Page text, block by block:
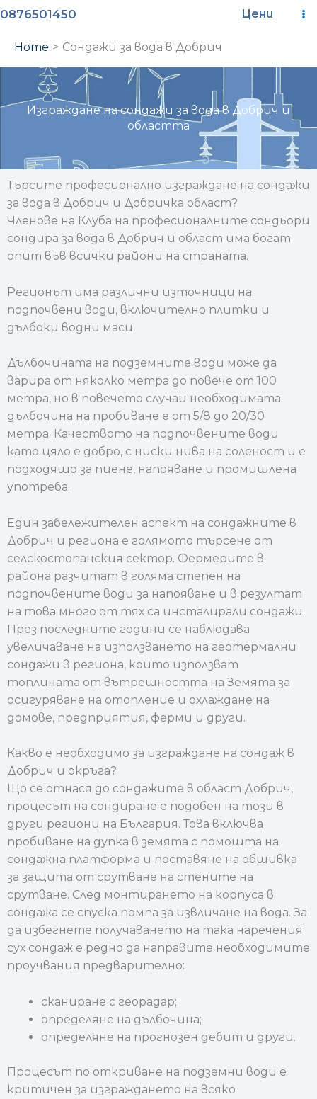
Skip
content
0876501450 Цени
Home Сондажи за вода в Добрич
Изграждане на сондажи за вода в Добрич и
областта
Търсите професионално изграждане на сондажи
за вода в Добрич и Добричка област?
Членове на Клуба на професионалните сондьори
сондира за вода в Добрич и област има богат
опит във всички райони на страната.
Регионът има различни източници на
подпочвени води, включително плитки и
дълбоки водни маси.
Дълбочината на подземните води може да
варира от няколко метра до повече от 100
метра, но в повечето случаи необходимата
дълбочина на пробиване е от 5/8 до 20/30
метра. Качеството на подпочвените води
като цяло е добро, с ниски нива на соленост и е
подходящо за пиене, напояване и промишлена
употреба.
Един забележителен аспект на сондажните в
Добрич и региона е голямото търсене от
селскостопанския сектор. Фермерите в
района разчитат в голяма степен на
подпочвените води за напояване и в резултат
на това много от тях са инсталирали сондажи.
През последните години се наблюдава
увеличаване на използването на геотермални
сондажи в региона, които използват
топлината от вътрешността на Земята за
осигуряване на отопление и охлаждане на
домове, предприятия, ферми и други.
Какво е необходимо за изграждане на сондаж в
Добрич и окръга?
Що се отнася до сондажите в област Добрич,
процесът на сондиране е подобен на този в
други региони на България. Това включва
пробиване на дупка в земята с помощта на
сондажна платформа и поставяне на обшивка
за защита от срутване на стените на
срутване. След монтирането на корпуса в
сондажа се спуска помпа за извличане на вода. За
да избегнете получаването на така наречения
сух сондаж е редно да направите необходимите
проучвания предварително:
сканиране с георадар;
определяне на дълбочина;
определяне на прогнозен дебит и други.
Процесът по откриване на подземни води е
критичен за изграждането на всяко